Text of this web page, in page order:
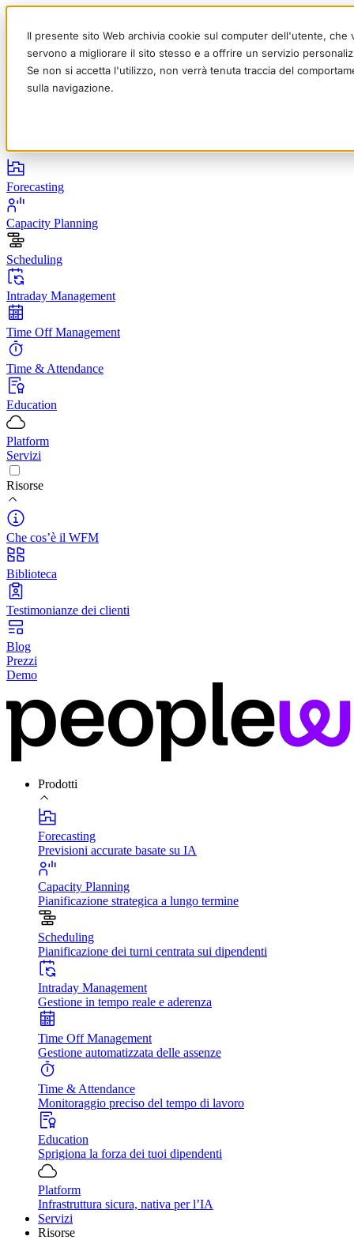
Il presente sito Web archivia cookie sul computer dell'utente,
servono a migliorare il sito stesso e a offrire un servizio
Se non si accetta l'utilizzo, non verrà tenuta traccia del
sulla navigazione.
EnglishDeutschFrançais
Forecasting
Capacity Planning
Scheduling
Intraday Management
Time Off Management
Time & Attendance
Education
Platform
Servizi
Risorse
Che cos’è il WFM
Biblioteca
Testimonianze dei clienti
Blog
Prezzi
Demo
Prodotti
Forecasting
Previsioni accurate basate su IA
Capacity Planning
Pianificazione strategica a lungo termine
Scheduling
Pianificazione dei turni centrata sui dipendenti
Intraday Management
Gestione in tempo reale e aderenza
Time Off Management
Gestione automatizzata delle assenze
Time & Attendance
Monitoraggio preciso del tempo di lavoro
Education
Sprigiona la forza dei tuoi dipendenti
Platform
Infrastruttura sicura, nativa per l’IA
Servizi
Risorse